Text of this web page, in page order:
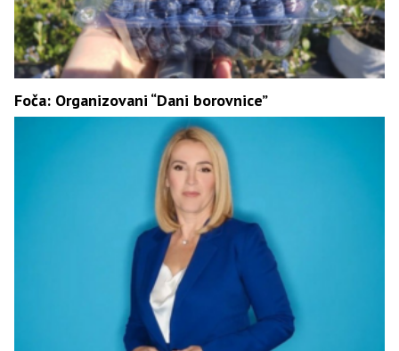
Foča: Organizovani “Dani borovnice”